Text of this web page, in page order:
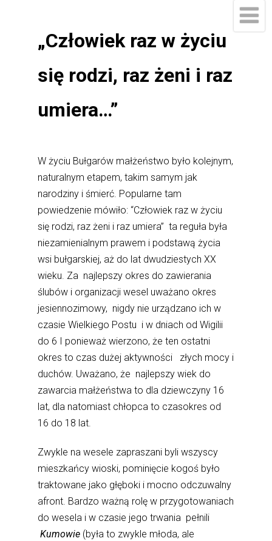
„Człowiek raz w życiu
się rodzi, raz żeni i raz
umiera…”
W życiu Bułgarów małżeństwo było kolejnym,
naturalnym etapem, takim samym jak
narodziny i śmierć. Popularne tam
powiedzenie mówiło: “Człowiek raz w życiu
się rodzi, raz żeni i raz umiera” ta reguła była
niezamienialnym prawem i podstawą życia
wsi bułgarskiej, aż do lat dwudziestych XX
wieku. Za najlepszy okres do zawierania
ślubów i organizacji wesel uważano okres
jesiennozimowy, nigdy nie urządzano ich w
czasie Wielkiego Postu i w dniach od Wigilii
do 6 I ponieważ wierzono, że ten ostatni
okres to czas dużej aktywności złych mocy i
duchów. Uważano, że najlepszy wiek do
zawarcia małżeństwa to dla dziewczyny 16
lat, dla natomiast chłopca to czasokres od
16 do 18 lat.
Zwykle na wesele zapraszani byli wszyscy
mieszkańcy wioski, pominięcie kogoś było
traktowane jako głęboki i mocno odczuwalny
afront. Bardzo ważną rolę w przygotowaniach
do wesela i w czasie jego trwania pełnili
Kumowie (była to zwykle młoda, ale